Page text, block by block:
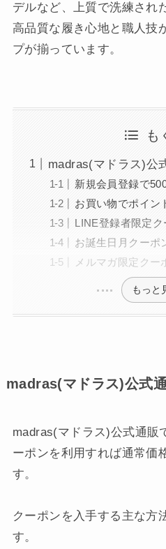
デルなど、上質で洗練され
高品質な履き心地と職人技
プが揃っています。
も
madras(マドラス)公
新規会員登録で
お買い物でポイン
LINE登録者限定ク
お誕生日月クーポ
メルマガ限定クー
もっと
madras(マドラス)公式
madras(マドラス)公式通販
ーポンを利用すれば通常価
す。
クーポンを入手する主な方
す。